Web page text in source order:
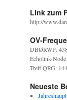
Link zum
http://
OV-
DBØRWP:
Echolink-
Treff QRG:
Neueste